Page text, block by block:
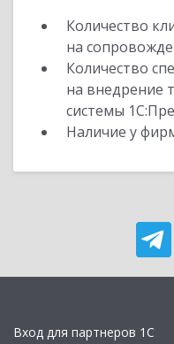
Количество
на
Количество
на внедрение
системы
Наличие у
Вход для партнеров 1С